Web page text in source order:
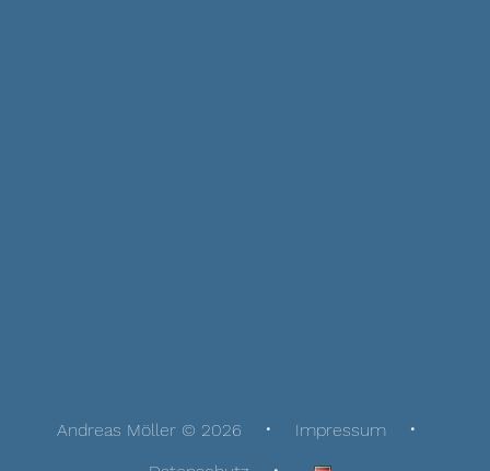
Andreas Möller © 2026
Impressum